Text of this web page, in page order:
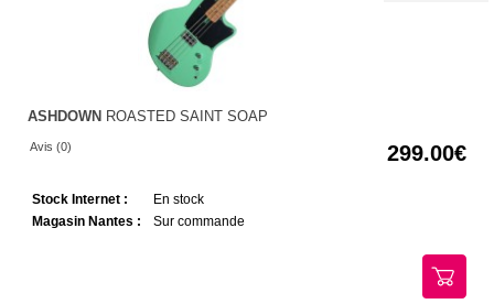
ASHDOWN ROASTED SAINT SOAP
Avis (0) 299.00
Stock Internet :
En stock
Magasin Nantes :
Sur commande